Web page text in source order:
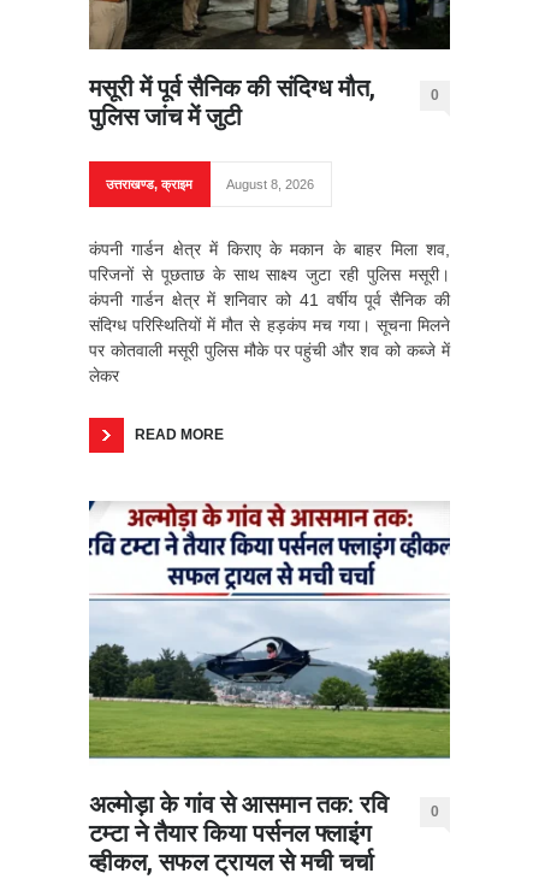
मसूरी में पूर्व सैनिक की संदिग्ध मौत,
पुलिस जांच में जुटी
0
उत्तराखण्ड,क्राइम August 8, 2026
कंपनी गार्डन क्षेत्र में किराए के मकान के बाहर मिला शव,
परिजनों से पूछताछ के साथ साक्ष्य जुटा रही पुलिस मसूरी।
कंपनी गार्डन क्षेत्र में शनिवार को 41 वर्षीय पूर्व सैनिक की
संदिग्ध परिस्थितियों में मौत से हड़कंप मच गया। सूचना मिलने
पर कोतवाली मसूरी पुलिस मौके पर पहुंची और शव को कब्जे में
लेकर
READ MORE
अल्मोड़ा के गांव से आसमान तक: रवि
टम्टा ने तैयार किया पर्सनल फ्लाइंग
व्हीकल, सफल ट्रायल से मची चर्चा
0